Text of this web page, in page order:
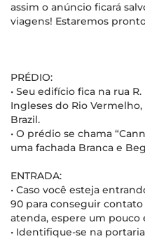
assim o anúncio ficará
viagens! Estaremos
PRÉDIO:
• Seu edifício fica na rua
Ingleses do Rio Vermelho,
Brazil.
• O prédio se chama
uma fachada Branca e
ENTRADA:
• Caso você esteja
90 para conseguir
atenda, espere um
• Identifique-se na